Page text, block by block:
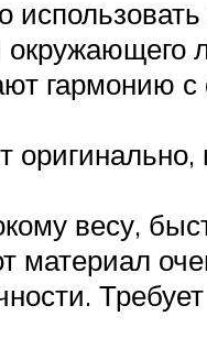
окружающего
гармонию
оригинально,
весу,
материал